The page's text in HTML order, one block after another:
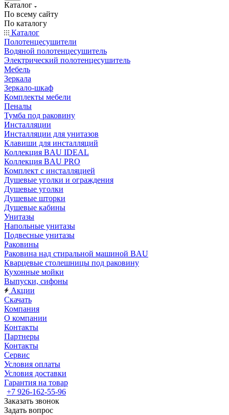
Каталог
По всему сайту
По каталогу
Каталог
Полотенцесушители
Водяной полотенцесушитель
Электрический полотенцесушитель
Мебель
Зеркала
Зеркало-шкаф
Комплекты мебели
Пеналы
Тумба под раковину
Инсталляции
Инсталляции для унитазов
Клавиши для инсталляций
Коллекция BAU IDEAL
Коллекция BAU PRO
Комплект с инсталляцией
Душевые уголки и ограждения
Душевые уголки
Душевые шторки
Душевые кабины
Унитазы
Напольные унитазы
Подвесные унитазы
Раковины
Раковина над стиральной машиной BAU
Кварцевые столешницы под раковину
Кухонные мойки
Выпуски, сифоны
Акции
Скачать
Компания
О компании
Контакты
Партнеры
Контакты
Сервис
Условия оплаты
Условия доставки
Гарантия на товар
+7 926-162-55-96
Заказать звонок
Задать вопрос